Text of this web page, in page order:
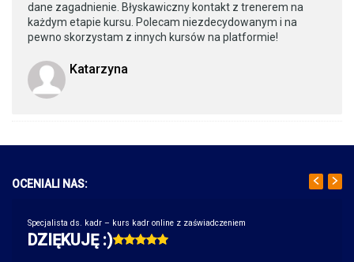
dane zagadnienie. Błyskawiczny kontakt z trenerem na
każdym etapie kursu. Polecam niezdecydowanym i na
pewno skorzystam z innych kursów na platformie!
Katarzyna
OCENIALI NAS:
Specjalista ds. kadr – kurs kadr online z zaświadczeniem
DZIĘKUJĘ :)